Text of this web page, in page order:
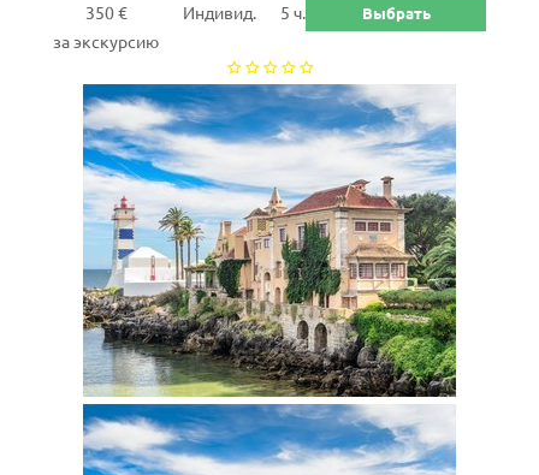
350 €
за экскурсию
Индивид. 5 ч. Выбрать